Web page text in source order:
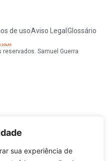
sua experiência de
de usoAviso Legal Glossário
Samuel Guerra